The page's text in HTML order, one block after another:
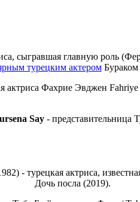
сыгравшая главную роль
турецким актеромБураком
Say - представительница
- турецкая актриса,
Дочь посла (2019).